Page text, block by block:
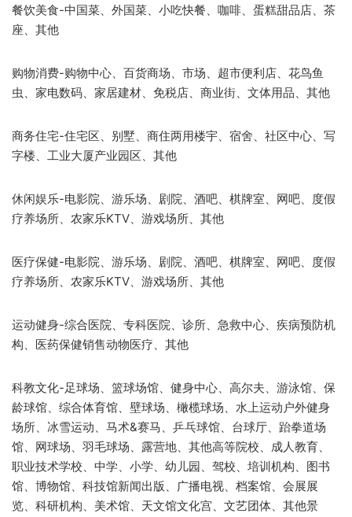
餐饮美食-中国菜、外国菜、小吃快餐、咖啡、蛋糕甜品店、茶
座、其他
购物消费-购物中心、百货商场、市场、超市便利店、花鸟鱼
虫、家电数码、家居建材、免税店、商业街、文体用品、其他
商务住宅-住宅区、别墅、商住两用楼宇、宿舍、社区中心、写
字楼、工业大厦产业园区、其他
休闲娱乐-电影院、游乐场、剧院、酒吧、棋牌室、网吧、度假
疗养场所、农家乐KTV、游戏场所、其他
医疗保健-电影院、游乐场、剧院、酒吧、棋牌室、网吧、度假
疗养场所、农家乐KTV、游戏场所、其他
运动健身-综合医院、专科医院、诊所、急救中心、疾病预防机
构、医药保健销售动物医疗、其他
科教文化-足球场、篮球场馆、健身中心、高尔夫、游泳馆、保
龄球馆、综合体育馆、壁球场、橄榄球场、水上运动户外健身
场所、冰雪运动、马术&赛马、乒乓球馆、台球厅、跆拳道场
馆、网球场、羽毛球场、露营地、其他高等院校、成人教育、
职业技术学校、中学、小学、幼儿园、驾校、培训机构、图书
馆、博物馆、科技馆新闻出版、广播电视、档案馆、会展展
览、科研机构、美术馆、天文馆文化宫、文艺团体、其他景